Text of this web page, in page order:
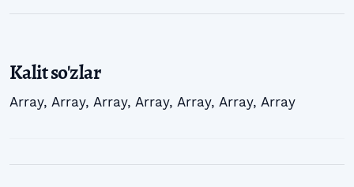
Kalit so'zlar
Array, Array, Array, Array, Array, Array, Array